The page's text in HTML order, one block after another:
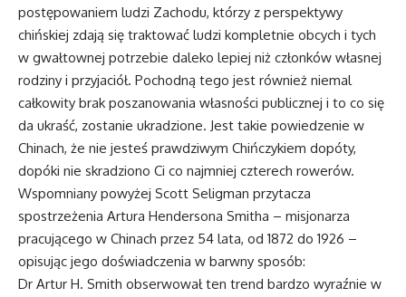
postępowaniem ludzi Zachodu, którzy z perspektywy
chińskiej zdają się traktować ludzi kompletnie obcych i tych
w gwałtownej potrzebie daleko lepiej niż członków własnej
rodziny i przyjaciół. Pochodną tego jest również niemal
całkowity brak poszanowania własności publicznej i to co się
da ukraść, zostanie ukradzione. Jest takie powiedzenie w
Chinach, że nie jesteś prawdziwym Chińczykiem dopóty,
dopóki nie skradziono Ci co najmniej czterech rowerów.
Wspomniany powyżej Scott Seligman przytacza
spostrzeżenia Artura Hendersona Smitha – misjonarza
pracującego w Chinach przez 54 lata, od 1872 do 1926 –
opisując jego doświadczenia w barwny sposób:
Dr Artur H. Smith obserwował ten trend bardzo wyraźnie w